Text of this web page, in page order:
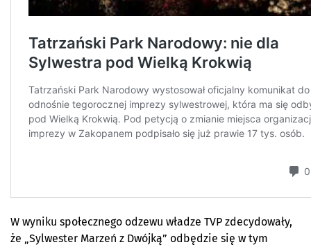
W wyniku społecznego odzewu władze TVP zdecydowały,
że „Sylwester Marzeń z Dwójką” odbędzie się w tym